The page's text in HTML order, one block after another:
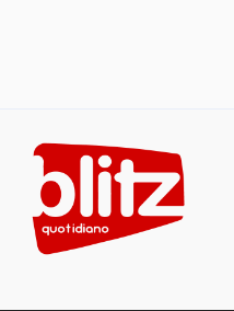
content